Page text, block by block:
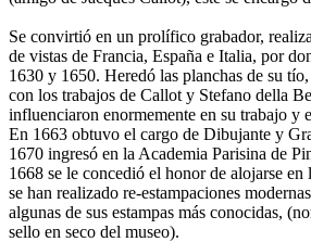
Se convirtió en un prolífico grabador,
de vistas de Francia, España e Italia, por
1630 y 1650. Heredó las planchas de su
con los trabajos de Callot y Stefano della
influenciaron enormemente en su trabajo y
En 1663 obtuvo el cargo de Dibujante y
1670 ingresó en la Academia Parisina de
1668 se le concedió el honor de alojarse
se han realizado re-estampaciones
algunas de sus estampas más conocidas,
sello en seco del museo).